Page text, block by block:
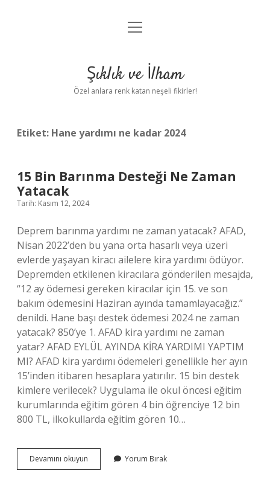
Anasayfa
Yasal Uyarı
menüyü
Şıklık ve İlham
Özel anlara renk katan neşeli fikirler!
Etiket: Hane yardımı ne kadar 2024
15 Bin Barınma Desteği Ne Zaman
Yatacak
Tarih: Kasım 12, 2024
Deprem barınma yardımı ne zaman yatacak? AFAD,
Nisan 2022’den bu yana orta hasarlı veya üzeri
evlerde yaşayan kiracı ailelere kira yardımı ödüyor.
Depremden etkilenen kiracılara gönderilen mesajda,
“12 ay ödemesi gereken kiracılar için 15. ve son
bakım ödemesini Haziran ayında tamamlayacağız.”
denildi. Hane başı destek ödemesi 2024 ne zaman
yatacak? 850’ye 1. AFAD kira yardımı ne zaman
yatar? AFAD EYLÜL AYINDA KİRA YARDIMI YAPTIM
MI? AFAD kira yardımı ödemeleri genellikle her ayın
15’inden itibaren hesaplara yatırılır. 15 bin destek
kimlere verilecek? Uygulama ile okul öncesi eğitim
kurumlarında eğitim gören 4 bin öğrenciye 12 bin
800 TL, ilkokullarda eğitim gören 10…
Devamını okuyun
Bin
Yorum Bırak